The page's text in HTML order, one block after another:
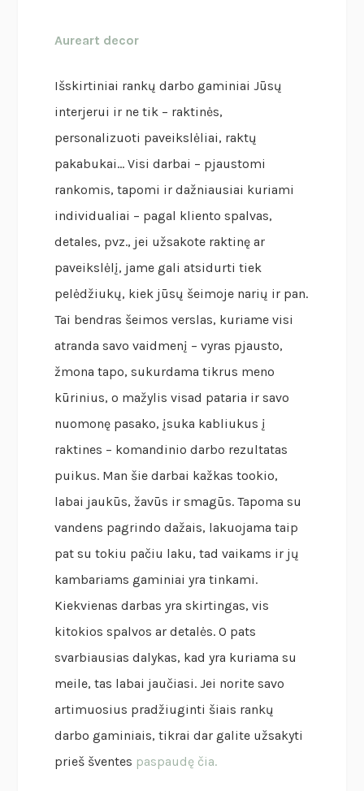
Aureart decor
Išskirtiniai rankų darbo gaminiai Jūsų
interjerui ir ne tik – raktinės,
personalizuoti paveikslėliai, raktų
pakabukai… Visi darbai – pjaustomi
rankomis, tapomi ir dažniausiai kuriami
individualiai – pagal kliento spalvas,
detales, pvz., jei užsakote raktinę ar
paveikslėlį, jame gali atsidurti tiek
pelėdžiukų, kiek jūsų šeimoje narių ir pan.
Tai bendras šeimos verslas, kuriame visi
atranda savo vaidmenį – vyras pjausto,
žmona tapo, sukurdama tikrus meno
kūrinius, o mažylis visad pataria ir savo
nuomonę pasako, įsuka kabliukus į
raktines – komandinio darbo rezultatas
puikus. Man šie darbai kažkas tookio,
labai jaukūs, žavūs ir smagūs. Tapoma su
vandens pagrindo dažais, lakuojama taip
pat su tokiu pačiu laku, tad vaikams ir jų
kambariams gaminiai yra tinkami.
Kiekvienas darbas yra skirtingas, vis
kitokios spalvos ar detalės. O pats
svarbiausias dalykas, kad yra kuriama su
meile, tas labai jaučiasi. Jei norite savo
artimuosius pradžiuginti šiais rankų
darbo gaminiais, tikrai dar galite užsakyti
prieš šventes paspaudę čia.